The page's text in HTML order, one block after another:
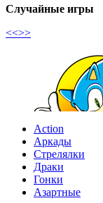
Случайные игры
<<>>
Action
Аркады
Стрелялки
Драки
Гонки
Азартные